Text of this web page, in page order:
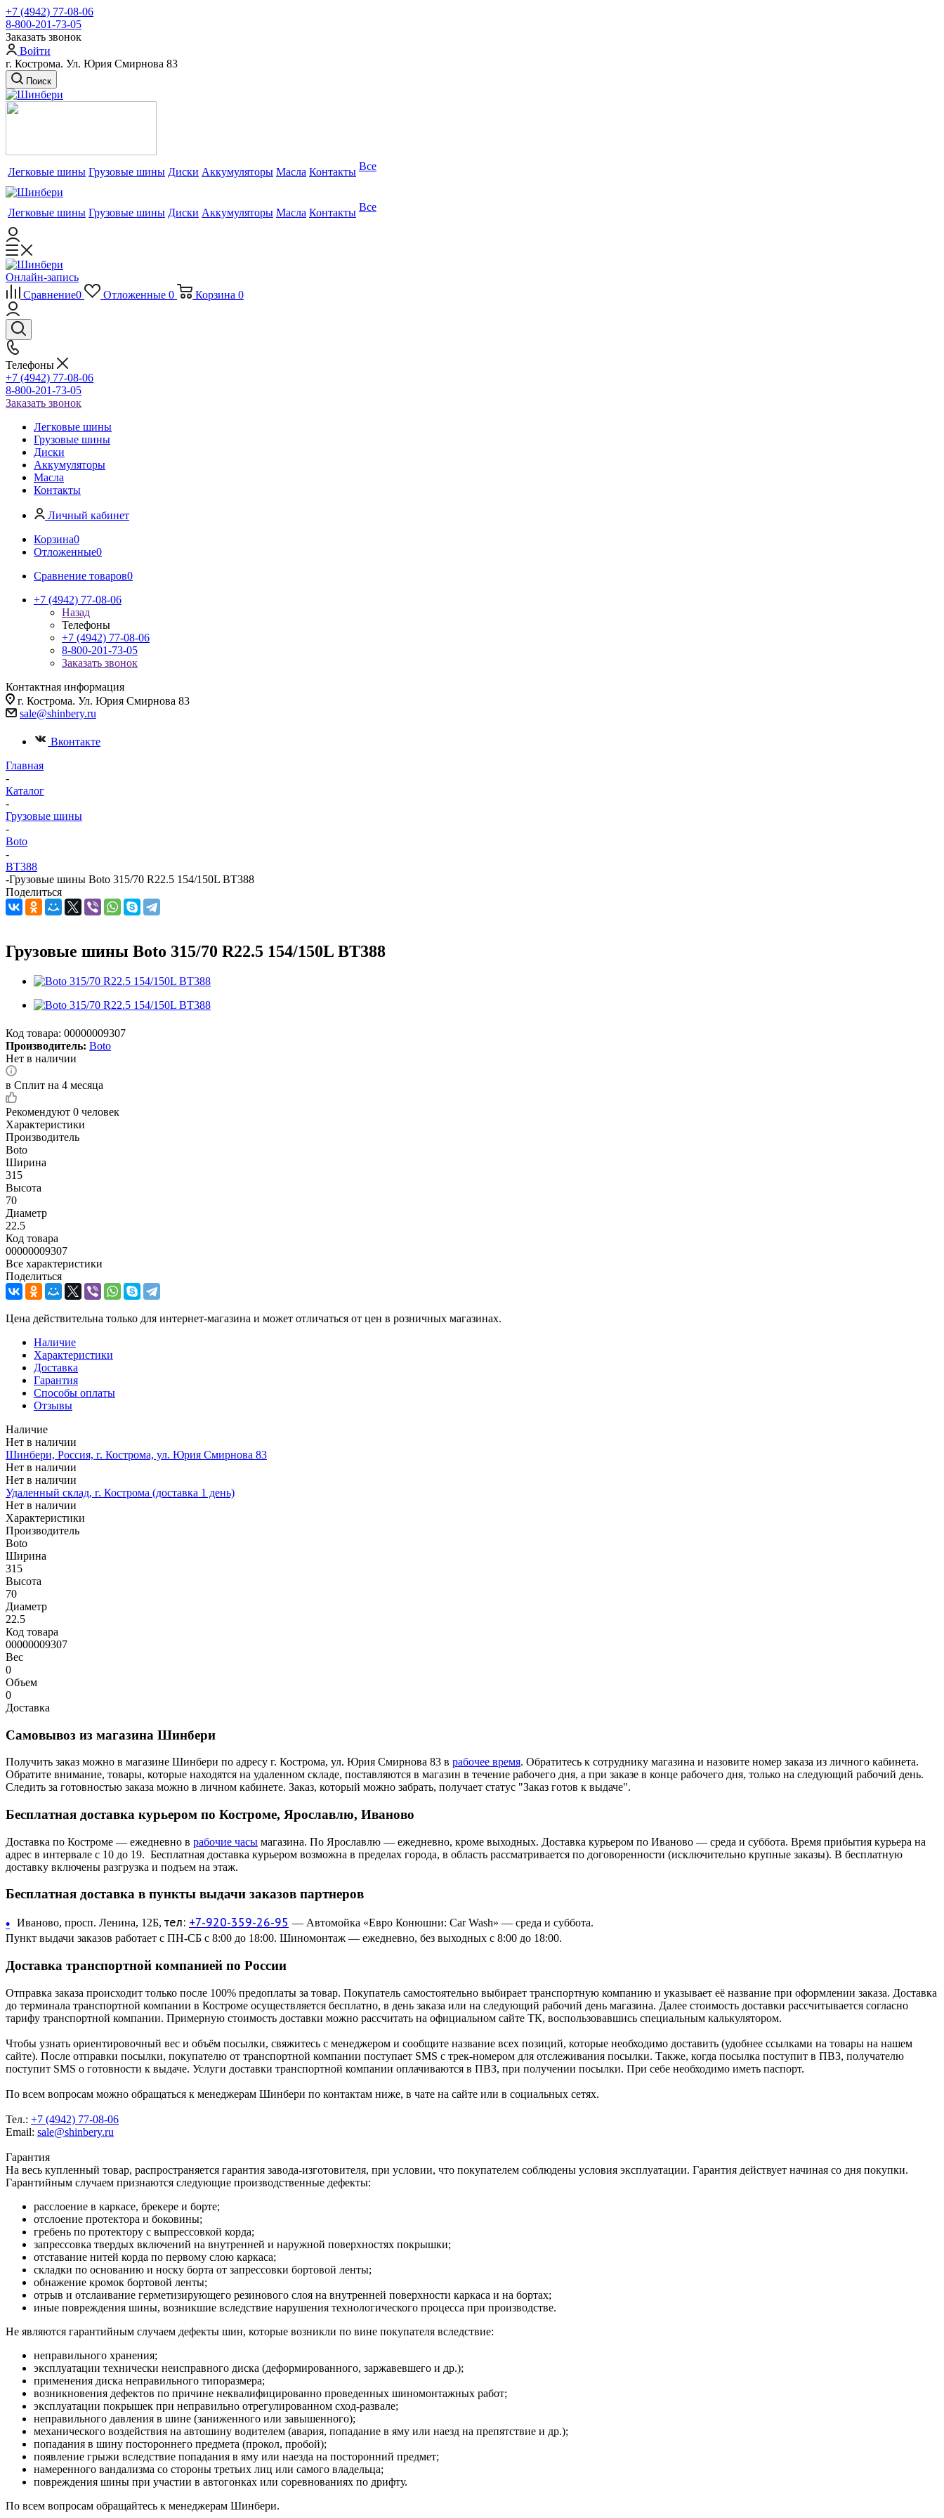
+7 (4942) 77-08-06
8-800-201-73-05
Заказать звонок
Войти
г. Кострома. Ул. Юрия Смирнова 83
Поиск
Легковые шины Грузовые шины Диски Аккумуляторы Масла Контакты Все
Легковые шины Грузовые шины Диски Аккумуляторы Масла Контакты Все
Онлайн-запись
Сравнение0 Отложенные 0 Корзина 0
Телефоны
+7 (4942) 77-08-06
8-800-201-73-05
Заказать звонок
Легковые шины
Грузовые шины
Диски
Аккумуляторы
Масла
Контакты
Личный кабинет
Корзина0
Отложенные0
Сравнение товаров0
+7 (4942) 77-08-06
Назад
Телефоны
+7 (4942) 77-08-06
8-800-201-73-05
Заказать звонок
Контактная информация
г. Кострома. Ул. Юрия Смирнова 83
sale@shinbery.ru
Вконтакте
Главная
-
Каталог
-
Грузовые шины
-
Boto
-
BT388
-Грузовые шины Boto 315/70 R22.5 154/150L BT388
Поделиться
Грузовые шины Boto 315/70 R22.5 154/150L BT388
Код товара: 00000009307
Производитель: Boto
Нет в наличии
в Сплит на 4 месяца
Рекомендуют 0 человек
Характеристики
Производитель
Boto
Ширина
315
Высота
70
Диаметр
22.5
Код товара
00000009307
Все характеристики
Поделиться
Цена действительна только для интернет-магазина и может отличаться от цен в розничных магазинах.
Наличие
Характеристики
Доставка
Гарантия
Способы оплаты
Отзывы
Наличие
Нет в наличии
Шинбери, Россия, г. Кострома, ул. Юрия Смирнова 83
Нет в наличии
Нет в наличии
Удаленный склад, г. Кострома (доставка 1 день)
Нет в наличии
Характеристики
Производитель
Boto
Ширина
315
Высота
70
Диаметр
22.5
Код товара
00000009307
Вес
0
Объем
0
Доставка
Самовывоз из магазина Шинбери
Получить заказ можно в магазине Шинбери по адресу г. Кострома, ул. Юрия Смирнова 83 в рабочее время. Обратитесь к сотруднику магазина и назовите номер заказа из личного кабинета.
Обратите внимание, товары, которые находятся на удаленном складе, поставляются в магазин в течение рабочего дня, а при заказе в конце рабочего дня, только на следующий рабочий день.
Следить за готовностью заказа можно в личном кабинете. Заказ, который можно забрать, получает статус "Заказ готов к выдаче".
Бесплатная доставка курьером по Костроме, Ярославлю, Иваново
Доставка по Костроме — ежедневно в рабочие часы магазина. По Ярославлю — ежедневно, кроме выходных. Доставка курьером по Иваново — среда и суббота. Время прибытия курьера на
адрес в интервале с 10 до 19. Бесплатная доставка курьером возможна в пределах города, в область рассматривается по договоренности (исключительно крупные заказы). В бесплатную
доставку включены разгрузка и подъем на этаж.
Бесплатная доставка в пункты выдачи заказов партнеров
• Иваново, просп. Ленина, 12Б, тел: +7-920-359-26-95 — Автомойка «Евро Конюшни: Car Wash» — среда и суббота.
Пункт выдачи заказов работает с ПН-СБ с 8:00 до 18:00. Шиномонтаж — ежедневно, без выходных с 8:00 до 18:00.
Доставка транспортной компанией по России
Отправка заказа происходит только после 100% предоплаты за товар. Покупатель самостоятельно выбирает транспортную компанию и указывает её название при оформлении заказа. Доставка
до терминала транспортной компании в Костроме осуществляется бесплатно, в день заказа или на следующий рабочий день магазина. Далее стоимость доставки рассчитывается согласно
тарифу транспортной компании. Примерную стоимость доставки можно рассчитать на официальном сайте ТК, воспользовавшись специальным калькулятором.
Чтобы узнать ориентировочный вес и объём посылки, свяжитесь с менеджером и сообщите название всех позиций, которые необходимо доставить (удобнее ссылками на товары на нашем
сайте). После отправки посылки, покупателю от транспортной компании поступает SMS с трек-номером для отслеживания посылки. Также, когда посылка поступит в ПВЗ, получателю
поступит SMS о готовности к выдаче. Услуги доставки транспортной компании оплачиваются в ПВЗ, при получении посылки. При себе необходимо иметь паспорт.
По всем вопросам можно обращаться к менеджерам Шинбери по контактам ниже, в чате на сайте или в социальных сетях.
Тел.: +7 (4942) 77-08-06
Email: sale@shinbery.ru
Гарантия
На весь купленный товар, распространяется гарантия завода-изготовителя, при условии, что покупателем соблюдены условия эксплуатации. Гарантия действует начиная со дня покупки.
Гарантийным случаем признаются следующие производственные дефекты:
расслоение в каркасе, брекере и борте;
отслоение протектора и боковины;
гребень по протектору с выпрессовкой корда;
запрессовка твердых включений на внутренней и наружной поверхностях покрышки;
отставание нитей корда по первому слою каркаса;
складки по основанию и носку борта от запрессовки бортовой ленты;
обнажение кромок бортовой ленты;
отрыв и отслаивание герметизирующего резинового слоя на внутренней поверхности каркаса и на бортах;
иные повреждения шины, возникшие вследствие нарушения технологического процесса при производстве.
Не являются гарантийным случаем дефекты шин, которые возникли по вине покупателя вследствие:
неправильного хранения;
эксплуатации технически неисправного диска (деформированного, заржавевшего и др.);
применения диска неправильного типоразмера;
возникновения дефектов по причине неквалифицированно проведенных шиномонтажных работ;
эксплуатации покрышек при неправильно отрегулированном сход-развале;
неправильного давления в шине (заниженного или завышенного);
механического воздействия на автошину водителем (авария, попадание в яму или наезд на препятствие и др.);
попадания в шину постороннего предмета (прокол, пробой);
появление грыжи вследствие попадания в яму или наезда на посторонний предмет;
намеренного вандализма со стороны третьих лиц или самого владельца;
повреждения шины при участии в автогонках или соревнованиях по дрифту.
По всем вопросам обращайтесь к менеджерам Шинбери.